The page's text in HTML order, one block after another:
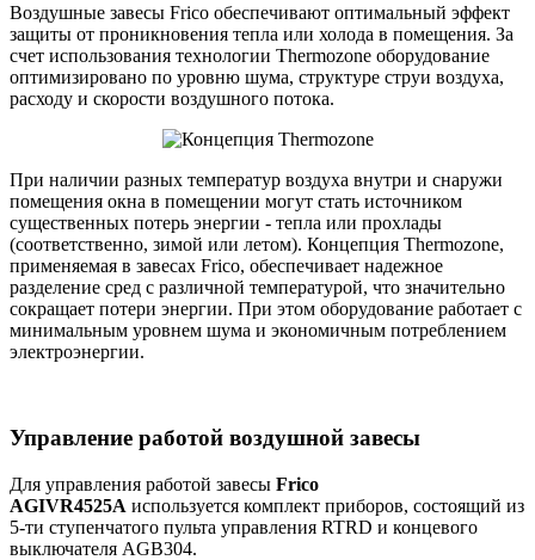
Воздушные завесы Frico обеспечивают оптимальный эффект
защиты от проникновения тепла или холода в помещения. За
счет использования технологии Thermozone оборудование
оптимизировано по уровню шума, структуре струи воздуха,
расходу и скорости воздушного потока.
При наличии разных температур воздуха внутри и снаружи
помещения окна в помещении могут стать источником
существенных потерь энергии - тепла или прохлады
(соответственно, зимой или летом). Концепция Thermozone,
применяемая в завесах Frico, обеспечивает надежное
разделение сред с различной температурой, что значительно
сокращает потери энергии. При этом оборудование работает с
минимальным уровнем шума и экономичным потреблением
электроэнергии.
Управление работой воздушной завесы
Для управления работой завесы Frico
AGIVR4525A используется комплект приборов, состоящий из
5-ти ступенчатого пульта управления RTRD и концевого
выключателя AGB304.